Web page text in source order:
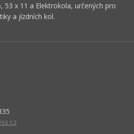
53 x 11 a Elektrokola, určených pro
a jízdních kol.